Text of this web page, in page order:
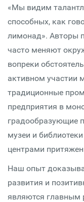
«Мы видим
способных, как
лимонад». Авторы
часто меняют
вопреки
активном участии
традиционные
предприятия в
градообразующие
музеи и
центрами
Наш опыт
развития и
являются главным